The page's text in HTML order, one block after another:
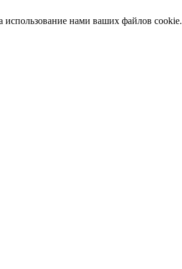
использование нами ваших файлов cookie.